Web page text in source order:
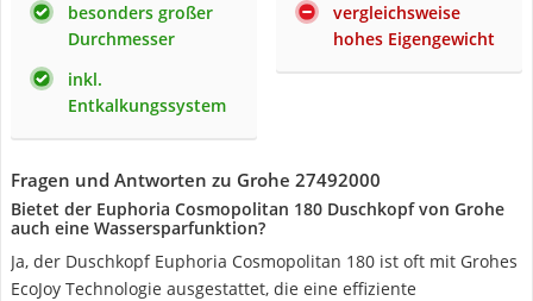
besonders großer
Durchmesser
inkl.
Entkalkungssystem
vergleichsweise
hohes Eigengewicht
Fragen und Antworten zu Grohe 27492000
Bietet der Euphoria Cosmopolitan 180 Duschkopf von Grohe
auch eine Wassersparfunktion?
Ja, der Duschkopf Euphoria Cosmopolitan 180 ist oft mit Grohes
EcoJoy Technologie ausgestattet, die eine effiziente